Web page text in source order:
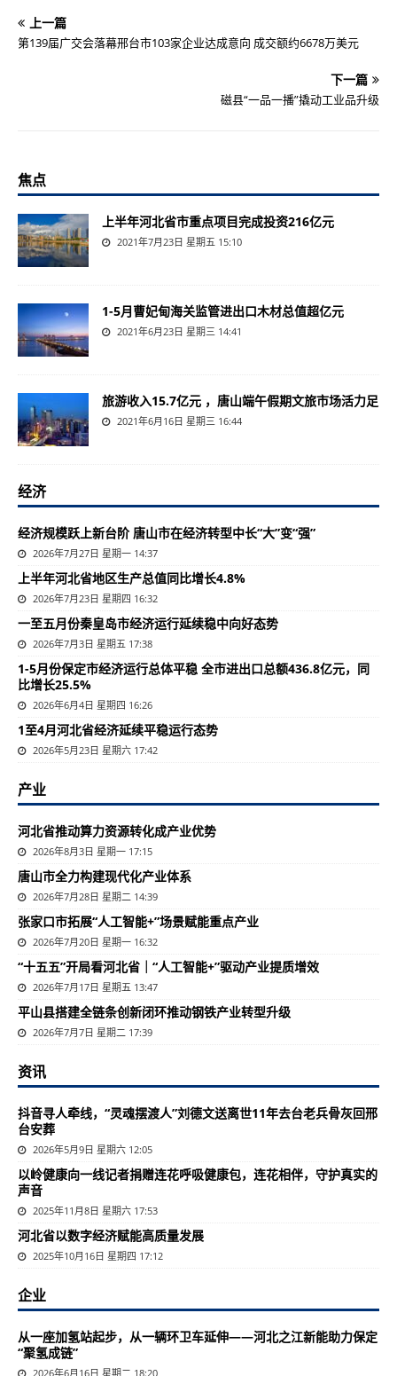
上一篇
第139届广交会落幕邢台市103家企业达成意向 成交额约6678万美元
下一篇
磁县“一品一播”撬动工业品升级
焦点
上半年河北省市重点项目完成投资216亿元
2021年7月23日 星期五 15:10
1-5月曹妃甸海关监管进出口木材总值超亿元
2021年6月23日 星期三 14:41
旅游收入15.7亿元 ，唐山端午假期文旅市场活力足
2021年6月16日 星期三 16:44
经济
经济规模跃上新台阶 唐山市在经济转型中长“大”变“强”
2026年7月27日 星期一 14:37
上半年河北省地区生产总值同比增长4.8%
2026年7月23日 星期四 16:32
一至五月份秦皇岛市经济运行延续稳中向好态势
2026年7月3日 星期五 17:38
1-5月份保定市经济运行总体平稳 全市进出口总额436.8亿元，同
比增长25.5%
2026年6月4日 星期四 16:26
1至4月河北省经济延续平稳运行态势
2026年5月23日 星期六 17:42
产业
河北省推动算力资源转化成产业优势
2026年8月3日 星期一 17:15
唐山市全力构建现代化产业体系
2026年7月28日 星期二 14:39
张家口市拓展“人工智能+”场景赋能重点产业
2026年7月20日 星期一 16:32
“十五五”开局看河北省｜“人工智能+”驱动产业提质增效
2026年7月17日 星期五 13:47
平山县搭建全链条创新闭环推动钢铁产业转型升级
2026年7月7日 星期二 17:39
资讯
抖音寻人牵线，“灵魂摆渡人”刘德文送离世11年去台老兵骨灰回邢
台安葬
2026年5月9日 星期六 12:05
以岭健康向一线记者捐赠连花呼吸健康包，连花相伴，守护真实的
声音
2025年11月8日 星期六 17:53
河北省以数字经济赋能高质量发展
2025年10月16日 星期四 17:12
企业
从一座加氢站起步，从一辆环卫车延伸——河北之江新能助力保定
“聚氢成链”
2026年6月16日 星期二 18:20